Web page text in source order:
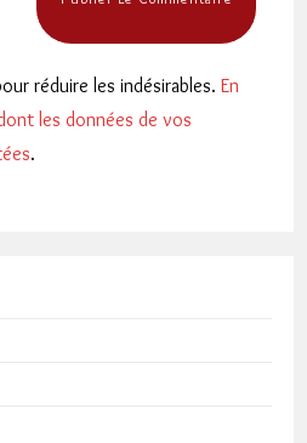
réduire les indésirables.En
les données de vos
.